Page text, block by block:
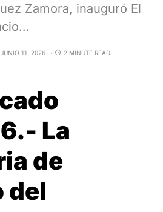
Zamora, inauguró El
JUNIO 11, 2026 2 MINUTE READ
La
de
del